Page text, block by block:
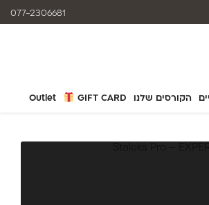
הקורסים שלנו GIFT CARD
Outlet
077-2306681